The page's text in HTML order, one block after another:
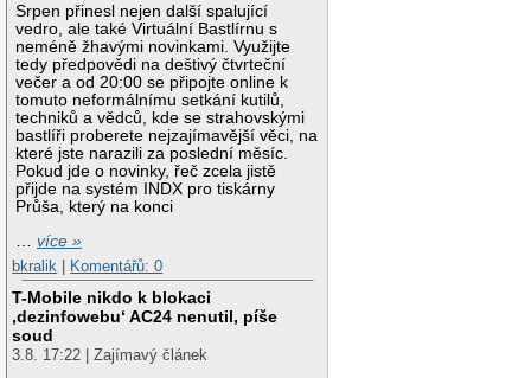
Srpen přinesl nejen další spalující
vedro, ale také Virtuální Bastlírnu s
neméně žhavými novinkami. Využijte
tedy předpovědi na deštivý čtvrteční
večer a od 20:00 se připojte online k
tomuto neformálnímu setkání kutilů,
techniků a vědců, kde se strahovskými
bastlíři proberete nejzajímavější věci, na
které jste narazili za poslední měsíc.
Pokud jde o novinky, řeč zcela jistě
přijde na systém INDX pro tiskárny
Průša, který na konci
…více »
bkralik
Komentářů: 0
T-Mobile nikdo k blokaci
‚dezinfowebu‘ AC24 nenutil, píše
soud
3.8. 17:22 | Zajímavý článek